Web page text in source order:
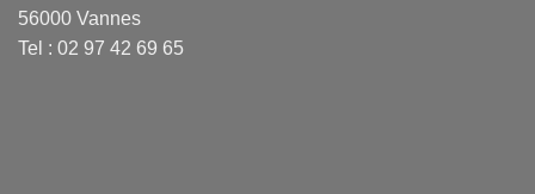
56000 Vannes
Tel : 02 97 42 69 65